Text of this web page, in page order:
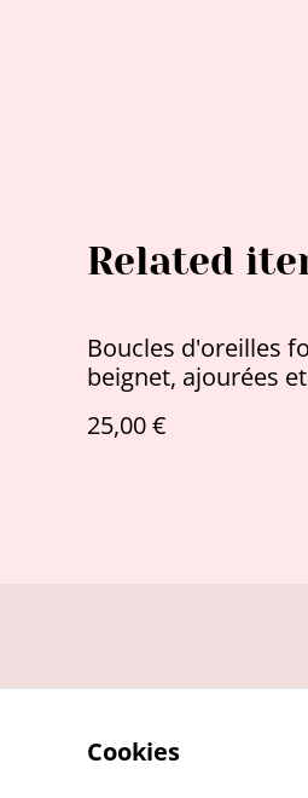
Related
Boucles d'oreilles
beignet, ajourées
25,00 €
Cookies